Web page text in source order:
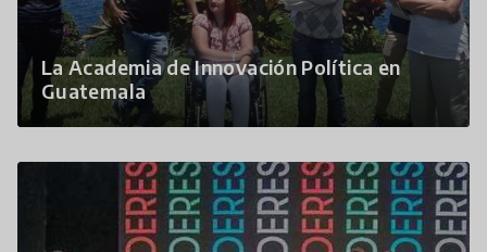
La Academia de Innovación Política en
Guatemala